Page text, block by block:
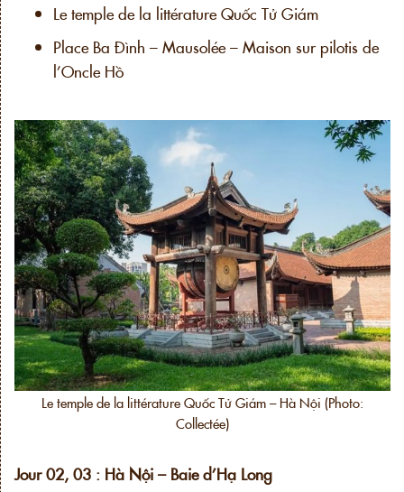
Le temple de la littérature Quốc Tử Giám
Place Ba Đình – Mausolée – Maison sur pilotis de
l’Oncle Hồ
Le temple de la littérature Quốc Tử Giám – Hà Nội (Photo:
Collectée)
Jour 02, 03 : Hà Nội – Baie d’Hạ Long